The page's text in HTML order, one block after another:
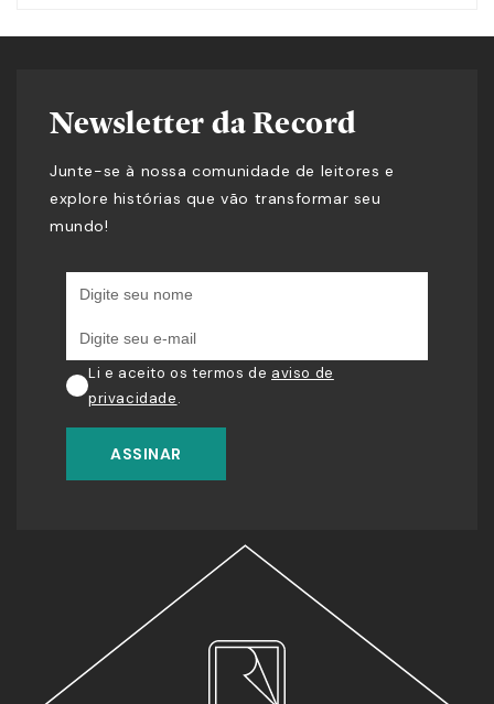
Newsletter da Record
Junte-se à nossa comunidade de leitores e
explore histórias que vão transformar seu
mundo!
Li e aceito os termos de aviso de
privacidade.
ASSINAR